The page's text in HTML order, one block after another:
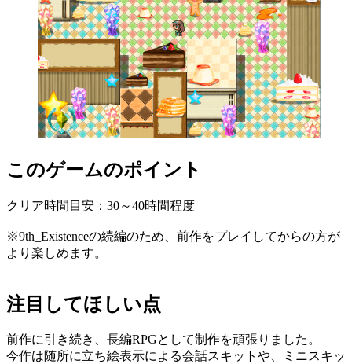
このゲームのポイント
クリア時間目安：30～40時間程度
※9th_Existenceの続編のため、前作をプレイしてからの方が
より楽しめます。
注目してほしい点
前作に引き続き、長編RPGとして制作を頑張りました。
今作は随所に立ち絵表示による会話スキットや、ミニスキッ